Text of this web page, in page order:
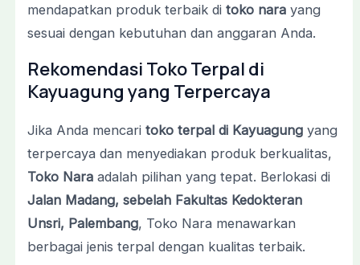
mendapatkan produk terbaik di toko narayang
sesuai dengan kebutuhan dan anggaran Anda.
Rekomendasi Toko Terpal di
Kayuagung yang Terpercaya
Jika Anda mencari toko terpal di Kayuagungyang
terpercaya dan menyediakan produk berkualitas,
Toko Naraadalah pilihan yang tepat. Berlokasi di
Jalan Madang, sebelah Fakultas Kedokteran
Unsri, Palembang, Toko Nara menawarkan
berbagai jenis terpal dengan kualitas terbaik.